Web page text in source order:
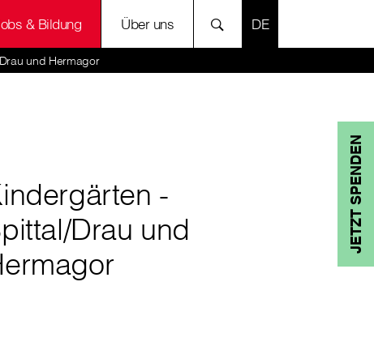
& Bildung Über uns SPRACHE
und Hermagor
JETZT SPENDEN
-
Drau und